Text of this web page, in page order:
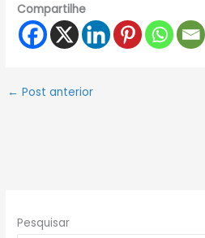
Compartilhe
← Post anterior
Pesquisar